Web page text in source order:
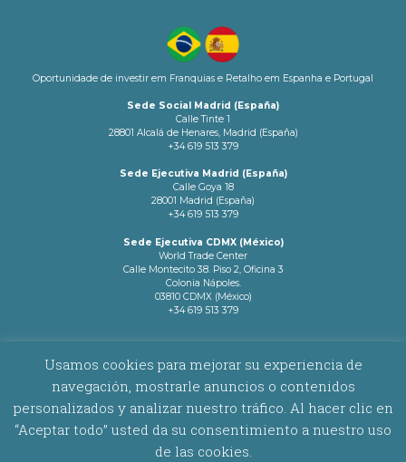
Oportunidade de investir em Franquias e Retalho em Espanha e Portugal
Sede Social Madrid (España)
Calle Tinte 1
28801 Alcalá de Henares, Madrid (España)
+34 619 513 379
Sede Ejecutiva Madrid (España)
Calle Goya 18
28001 Madrid (España)
+34 619 513 379
Sede Ejecutiva CDMX (México)
World Trade Center
Calle Montecito 38. Piso 2, Oficina 3
Colonia Nápoles.
03810 CDMX (México)
+34 619 513 379
Copyright © 2026 Latam Networks. Todos los derechos reservados.
Usamos cookies para mejorar su experiencia de
navegación, mostrarle anuncios o contenidos
personalizados y analizar nuestro tráfico. Al hacer clic en
“Aceptar todo” usted da su consentimiento a nuestro uso
de las cookies.